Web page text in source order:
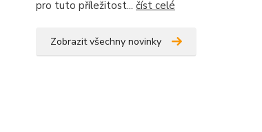
pro tuto příležitost... číst celé
Zobrazit všechny novinky